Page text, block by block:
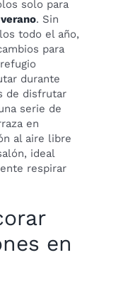
solo para
verano. Sin
todo el año,
para
durante
de disfrutar
serie de
en
al aire libre
ideal
respirar
en